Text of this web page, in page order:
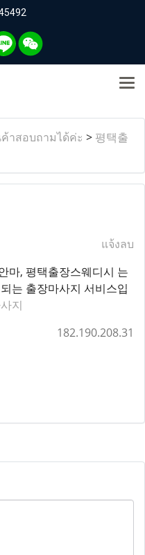
าสอบถามได้ค่ะ > 평택출
แจ้งลบ
마, 평택출장스웨디시 는
는 출장마사지 서비스입
지
182.190.208.31